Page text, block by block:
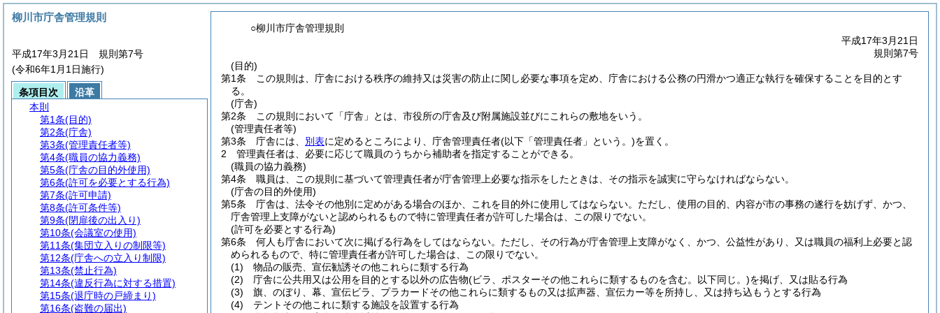
○柳川市庁舎管理規則
平成17年3月21日
規則第7号
(目的)
第1条
この規則は、庁舎における秩序の維持又は災害の防止に関し必要な事項を定め、庁舎における公務の円滑かつ適正な執行を確保することを目的とす
る。
(庁舎)
第2条
この規則において「庁舎」とは、市役所の庁舎及び附属施設並びにこれらの敷地をいう。
(管理責任者等)
第3条
庁舎には、 別表に定めるところにより、庁舎管理責任者(以下「管理責任者」という。)を置く。
2
管理責任者は、必要に応じて職員のうちから補助者を指定することができる。
(職員の協力義務)
第4条
職員は、この規則に基づいて管理責任者が庁舎管理上必要な指示をしたときは、その指示を誠実に守らなければならない。
(庁舎の目的外使用)
第5条
庁舎は、法令その他別に定めがある場合のほか、これを目的外に使用してはならない。 ただし、使用の目的、内容が市の事務の遂行を妨げず、かつ、
庁舎管理上支障がないと認められるもので特に管理責任者が許可した場合は、この限りでない。
(許可を必要とする行為)
第6条
何人も庁舎において次に掲げる行為をしてはならない。 ただし、その行為が庁舎管理上支障がなく、かつ、公益性があり、又は職員の福利上必要と認
められるもので、特に管理責任者が許可した場合は、この限りでない。
(1)
物品の販売、宣伝勧誘その他これらに類する行為
(2)
庁舎に公共用又は公用を目的とする以外の広告物(ビラ、ポスターその他これらに類するものを含む。以下同じ。)を掲げ、又は貼る行為
(3)
旗、のぼり、幕、宣伝ビラ、プラカードその他これらに類するもの又は拡声器、宣伝カー等を所持し、又は持ち込もうとする行為
(4)
テントその他これに類する施設を設置する行為
柳川市庁舎管理規則
平成17年3月21日 規則第7号
(令和6年1月1日施行)
条項目次
沿革
本則
第1条(目的)
第2条(庁舎)
第3条(管理責任者等)
第4条(職員の協力義務)
第5条(庁舎の目的外使用)
第6条(許可を必要とする行為)
第7条(許可申請)
第8条(許可条件等)
第9条(閉扉後の出入り)
第10条(会議室の使用)
第11条(集団立入りの制限等)
第12条(庁舎への立入り制限)
第13条(禁止行為)
第14条(違反行為に対する措置)
第15条(退庁時の戸締まり)
第16条(盗難の届出)